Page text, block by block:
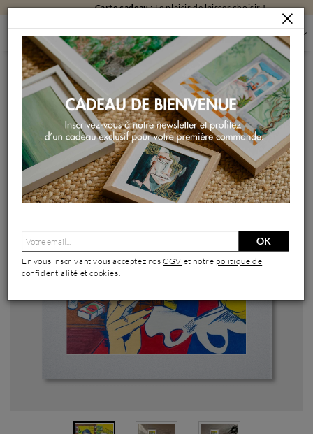
Carte cadeau: Le plaisir de laisser choisir !
PEINTURES PEINTURES PAR FORMAT
PEINTURES PETIT FORMAT
HAPPY FACE
Peinture Happy face par Revel | Tableau Pop-art Icones Pop
OK
En vous inscrivant vous acceptez nosCGV et notre politique de
confidentialité et cookies.